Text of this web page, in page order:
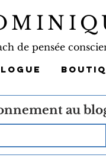
de pensée
au